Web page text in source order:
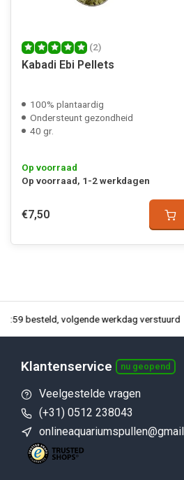
(2)
Kabadi Ebi Pellets
100% plantaardig
Ondersteunt gezondheid
40 gr.
Op voorraad
Op voorraad, 1-2 werkdagen
€7,50
besteld, volgende werkdag verstuurd
Klantenservice nu geopend
Veelgestelde vragen
(+31) 0512 238043